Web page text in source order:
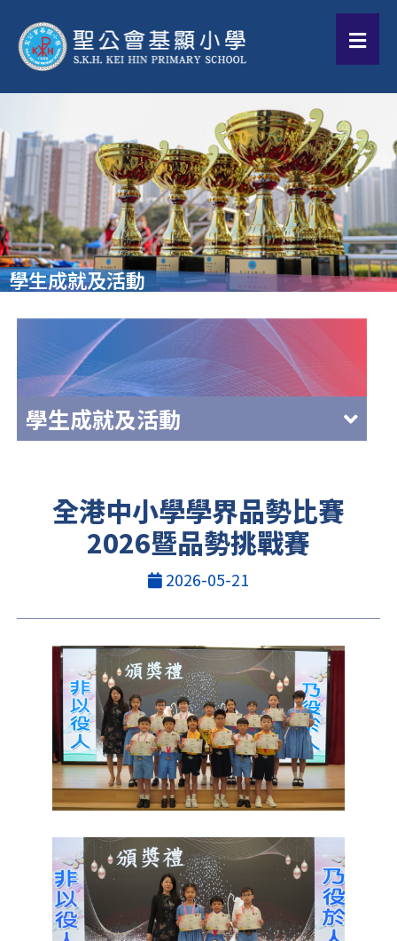
學生成就及活動
學生成就及活動
全港中小學學界品勢比賽
2026暨品勢挑戰賽
2026-05-21